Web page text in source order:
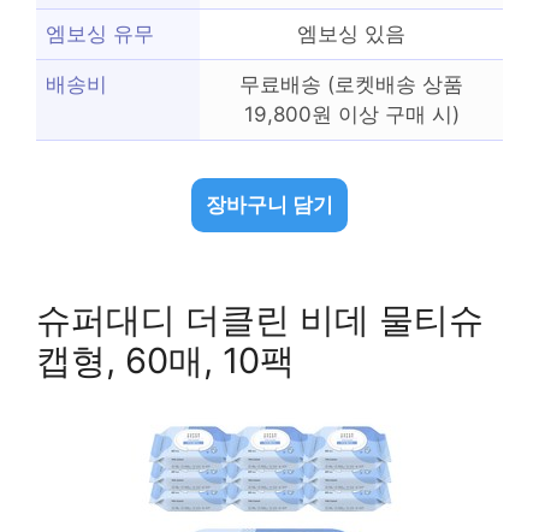
엠보싱 유무 엠보싱 있음
배송비
무료배송 (로켓배송 상품
19,800원 이상 구매 시)
장바구니 담기
슈퍼대디 더클린 비데 물티슈
캡형, 60매, 10팩